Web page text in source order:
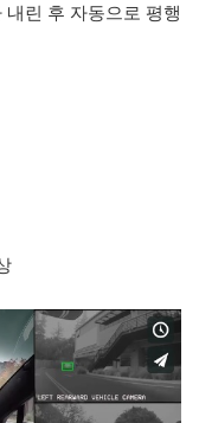
린 후 자동으로 평행